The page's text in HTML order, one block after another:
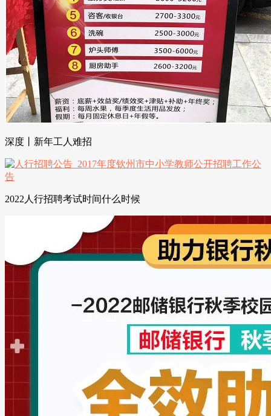
深度丨新年工人难招
2022人行招聘考试时间什么时候